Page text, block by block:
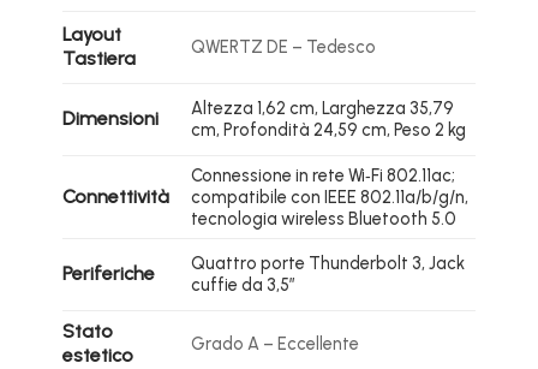
Layout
Tastiera
QWERTZ DE – Tedesco
Dimensioni
Altezza 1,62 cm, Larghezza 35,79
cm, Profondità 24,59 cm, Peso 2 kg
Connettività
Connessione in rete Wi‑Fi 802.11ac;
compatibile con IEEE 802.11a/b/g/n,
tecnologia wireless Bluetooth 5.0
Periferiche
Quattro porte Thunderbolt 3, Jack
cuffie da 3,5″
Stato
estetico
Grado A – Eccellente